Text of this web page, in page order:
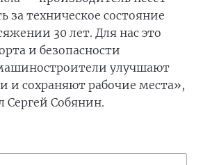
за техническое состояние
30 лет. Для нас это
и безопасности
улучшают
и сохраняют рабочие места»,
Собянин.